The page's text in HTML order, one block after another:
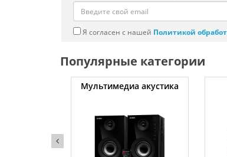
Я согласен с нашей Политикой
Популярные категории
Мультимедиа акустика